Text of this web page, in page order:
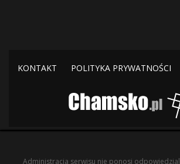
KONTAKT POLITYKA PRYWATNOŚCI
Administracja serwisu nie ponosi